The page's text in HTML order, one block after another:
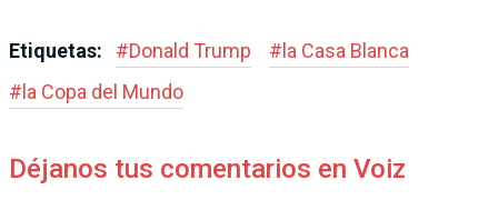
Etiquetas: #Donald Trump #la Casa Blanca
#la Copa del Mundo
Déjanos tus comentarios en Voiz